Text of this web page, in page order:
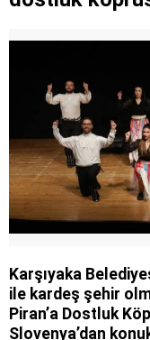
Karşıyaka
ile kardeş şehir
Piran’a Dostluk
Slovenya’dan